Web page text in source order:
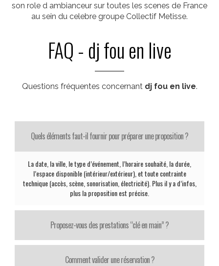
son role d ambianceur sur toutes les scenes de France
au sein du celebre groupe Collectif Metisse.
FAQ - dj fou en live
Questions fréquentes concernant dj fou en live.
Quels éléments faut-il fournir pour préparer une proposition ?
La date, la ville, le type d’événement, l’horaire souhaité, la durée,
l’espace disponible (intérieur/extérieur), et toute contrainte
technique (accès, scène, sonorisation, électricité). Plus il y a d’infos,
plus la proposition est précise.
Proposez-vous des prestations “clé en main” ?
Comment valider une réservation ?